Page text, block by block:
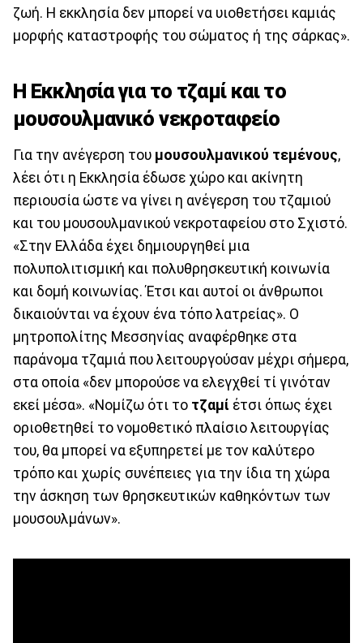
ζωή. Η εκκλησία δεν μπορεί να υιοθετήσει καμιάς
μορφής καταστροφής του σώματος ή της σάρκας».
Η Εκκλησία για το τζαμί και το
μουσουλμανικό νεκροταφείο
Για την ανέγερση του μουσουλμανικού τεμένους,
λέει ότι η Εκκλησία έδωσε χώρο και ακίνητη
περιουσία ώστε να γίνει η ανέγερση του τζαμιού
και του μουσουλμανικού νεκροταφείου στο Σχιστό.
«Στην Ελλάδα έχει δημιουργηθεί μια
πολυπολιτισμική και πολυθρησκευτική κοινωνία
και δομή κοινωνίας. Έτσι και αυτοί οι άνθρωποι
δικαιούνται να έχουν ένα τόπο λατρείας». Ο
μητροπολίτης Μεσσηνίας αναφέρθηκε στα
παράνομα τζαμιά που λειτουργούσαν μέχρι σήμερα,
στα οποία «δεν μπορούσε να ελεγχθεί τί γινόταν
εκεί μέσα». «Νομίζω ότι το τζαμί έτσι όπως έχει
οριοθετηθεί το νομοθετικό πλαίσιο λειτουργίας
του, θα μπορεί να εξυπηρετεί με τον καλύτερο
τρόπο και χωρίς συνέπειες για την ίδια τη χώρα
την άσκηση των θρησκευτικών καθηκόντων των
μουσουλμάνων».